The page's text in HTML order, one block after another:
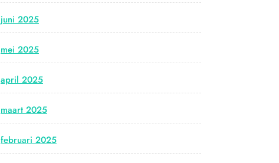
juni 2025
mei 2025
april 2025
maart 2025
februari 2025